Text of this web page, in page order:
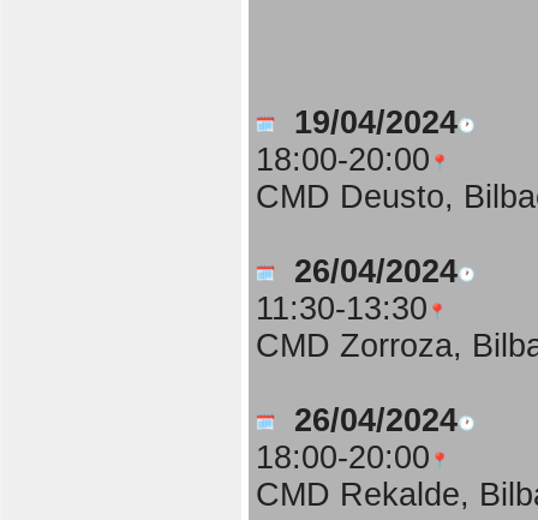
19/04/2024
18:00-20:00
CMD Deusto,
26/04/2024
11:30-13:30
CMD Zorroza,
26/04/2024
18:00-20:00
CMD Rekalde,